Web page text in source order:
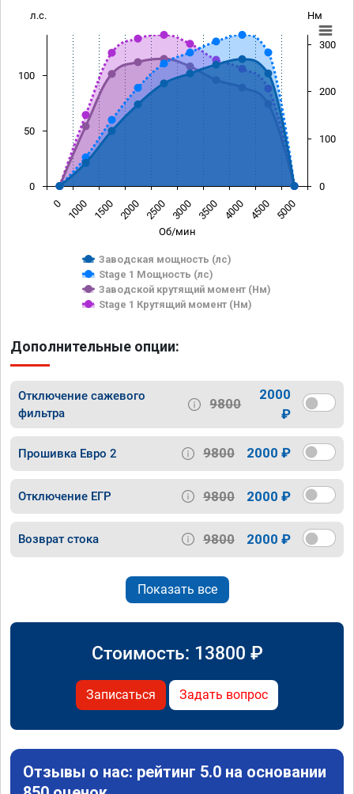
Об/мин
л.с. Нм
Заводская мощность (лс)
Stage 1 Мощность (лс)
Заводской крутящий момент (Нм)
Stage 1 Крутящий момент (Нм)
0 1000 1500 2000 2500 3000 3500 4000 4500 5000
0
50
100
0
100
200
300
Дополнительные опции:
Отключение сажевого
фильтра
9800
2000
₽
Прошивка Евро 2 9800 2000 ₽
Отключение ЕГР 9800 2000 ₽
Возврат стока 9800 2000 ₽
Показать все
Стоимость: 13800 ₽
Записаться Задать вопрос
Отзывы о нас: рейтинг 5.0 на основании